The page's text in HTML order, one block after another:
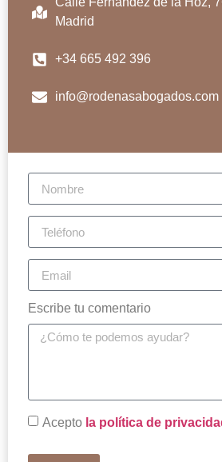
Madrid
+34 665 492 396
info@rodenasabogados.com
Escribe tu comentario
Acepto la política de